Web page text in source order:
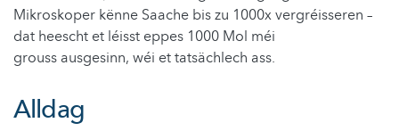
Mikroskoper kënne Saache bis zu 1000x vergréisseren –
dat heescht et léisst eppes 1000 Mol méi
grouss ausgesinn, wéi et tatsächlech ass.
Alldag